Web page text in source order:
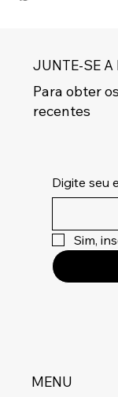
JUNTE-SE A
Para obter
recentes
Digite seu
Sim,
MENU